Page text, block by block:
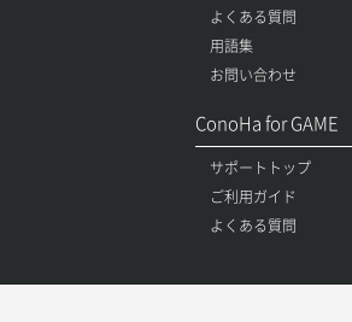
よくある質問
用語集
お問い合わせ
ConoHa for GAME
サポートトップ
ご利用ガイド
よくある質問